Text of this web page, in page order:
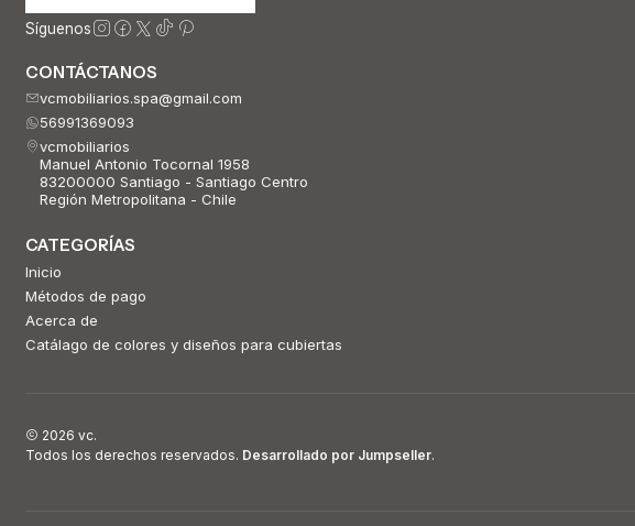
Síguenos
CONTÁCTANOS
vcmobiliarios.spa@gmail.com
56991369093
vcmobiliarios
Manuel Antonio Tocornal 1958
83200000 Santiago - Santiago Centro
Región Metropolitana - Chile
CATEGORÍAS
Inicio
Métodos de pago
Acerca de
Catálago de colores y diseños para cubiertas
2026 vc.
Todos los derechos reservados. Desarrollado por Jumpseller.